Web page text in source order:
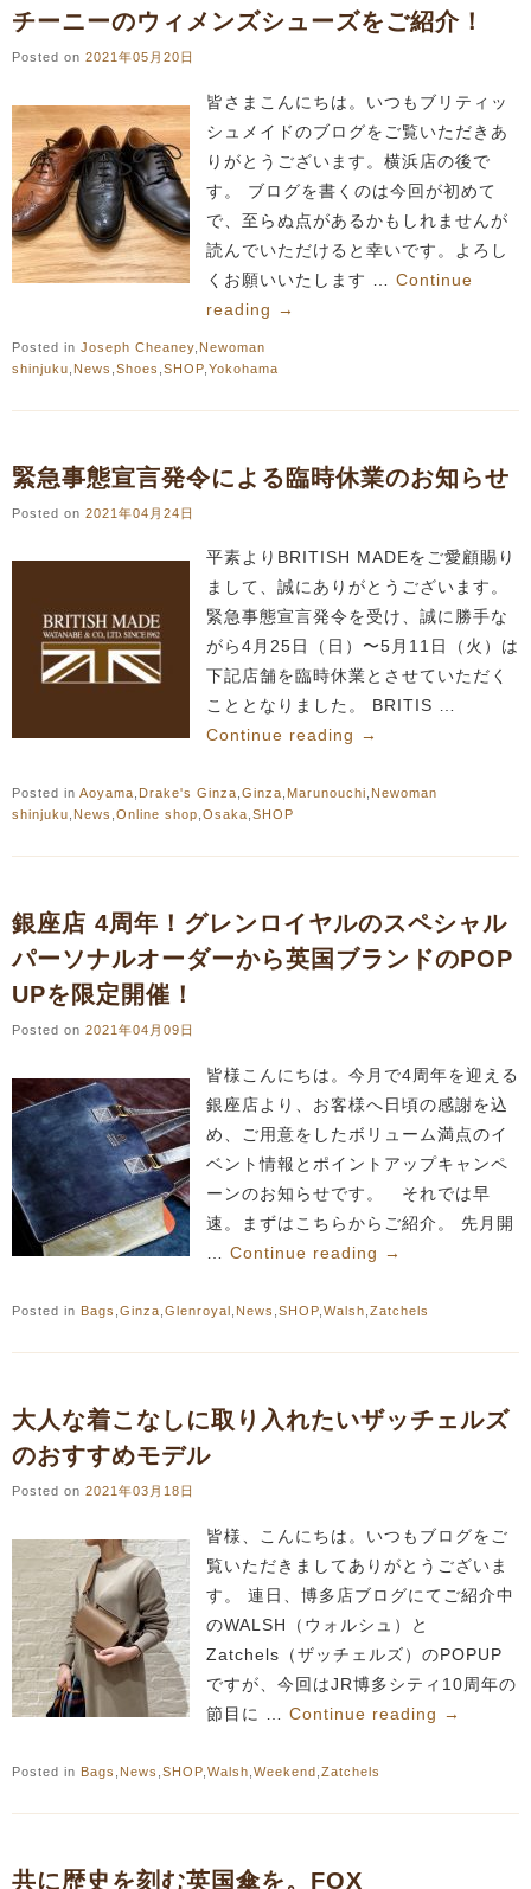
チーニーのウィメンズシューズをご紹介！
Posted on 2021年05月20日
皆さまこんにちは。いつもブリティッ
シュメイドのブログをご覧いただきあ
りがとうございます。横浜店の後で
す。 ブログを書くのは今回が初めて
で、至らぬ点があるかもしれませんが
読んでいただけると幸いです。よろし
くお願いいたします … Continue
reading →
Posted in Joseph Cheaney Newoman
shinjuku News Shoes SHOP Yokohama
緊急事態宣言発令による臨時休業のお知らせ
Posted on 2021年04月24日
平素よりBRITISH MADEをご愛顧賜り
まして、誠にありがとうございます。
緊急事態宣言発令を受け、誠に勝手な
がら4月25日（日）〜5月11日（火）は
下記店舗を臨時休業とさせていただく
こととなりました。 BRITIS …
Continue reading →
Posted in Aoyama Drake's Ginza Ginza Marunouchi Newoman
shinjuku News Online shop Osaka SHOP
銀座店 4周年！グレンロイヤルのスペシャル
パーソナルオーダーから英国ブランドのPOP
UPを限定開催！
Posted on 2021年04月09日
皆様こんにちは。今月で4周年を迎える
銀座店より、お客様へ日頃の感謝を込
め、ご用意をしたボリューム満点のイ
ベント情報とポイントアップキャンペ
ーンのお知らせです。 それでは早
速。まずはこちらからご紹介。 先月開
Continue reading →
Posted in Bags Ginza Glenroyal News SHOP Walsh Zatchels
大人な着こなしに取り入れたいザッチェルズ
のおすすめモデル
Posted on 2021年03月18日
皆様、こんにちは。いつもブログをご
覧いただきましてありがとうございま
す。 連日、博多店ブログにてご紹介中
のWALSH（ウォルシュ）と
Zatchels（ザッチェルズ）のPOPUP
ですが、今回はJR博多シティ10周年の
節目に … Continue reading →
Posted in Bags News SHOP Walsh Weekend Zatchels
共に歴史を刻む英国傘を。FOX